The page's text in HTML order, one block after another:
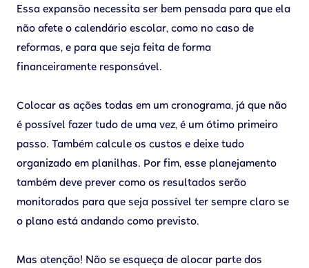
Essa expansão necessita ser bem pensada para que ela
não afete o calendário escolar, como no caso de
reformas, e para que seja feita de forma
financeiramente responsável.
Colocar as ações todas em um cronograma, já que não
é possível fazer tudo de uma vez, é um ótimo primeiro
passo. Também calcule os custos e deixe tudo
organizado em planilhas. Por fim, esse planejamento
também deve prever como os resultados serão
monitorados para que seja possível ter sempre claro se
o plano está andando como previsto.
Mas atenção! Não se esqueça de alocar parte dos